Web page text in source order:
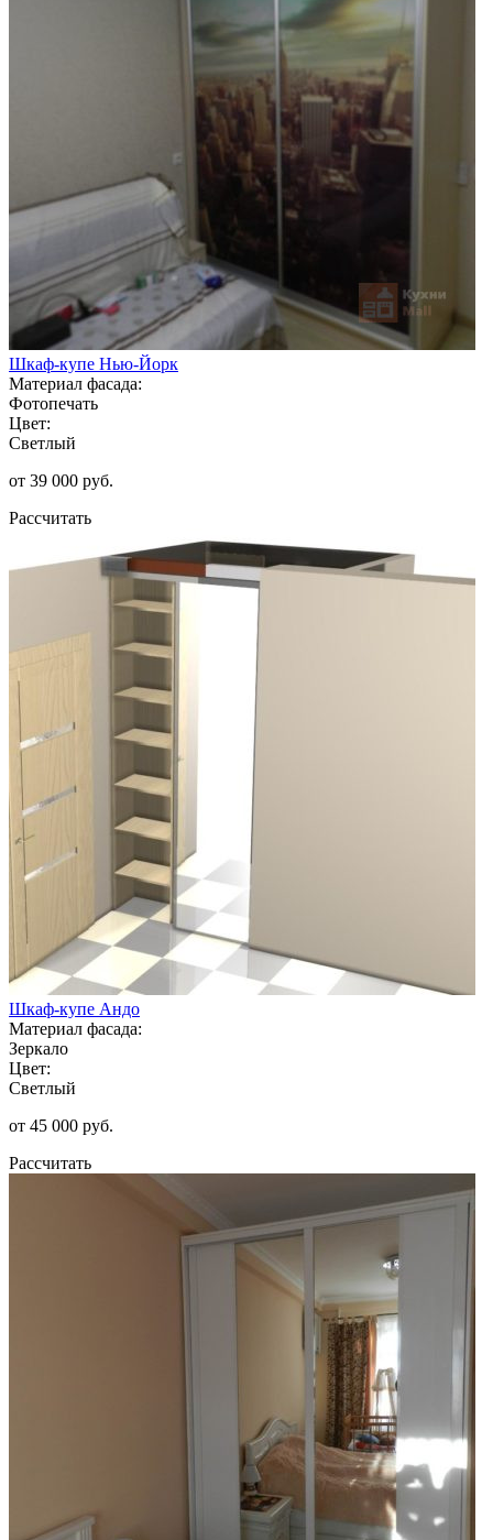
Шкаф-купе Нью-Йорк
Материал фасада:
Фотопечать
Цвет:
Светлый
от 39 000 руб.
Рассчитать
Шкаф-купе Андо
Материал фасада:
Зеркало
Цвет:
Светлый
от 45 000 руб.
Рассчитать